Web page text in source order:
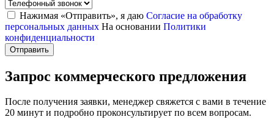
Нажимая «Отправить», я даю Согласие на обработку
персональных данных На основании Политики
конфиденциальности
Отправить
Запрос коммерческого предложения
После получения заявки, менеджер свяжется с вами в течение
20 минут и подробно проконсультирует по всем вопросам.